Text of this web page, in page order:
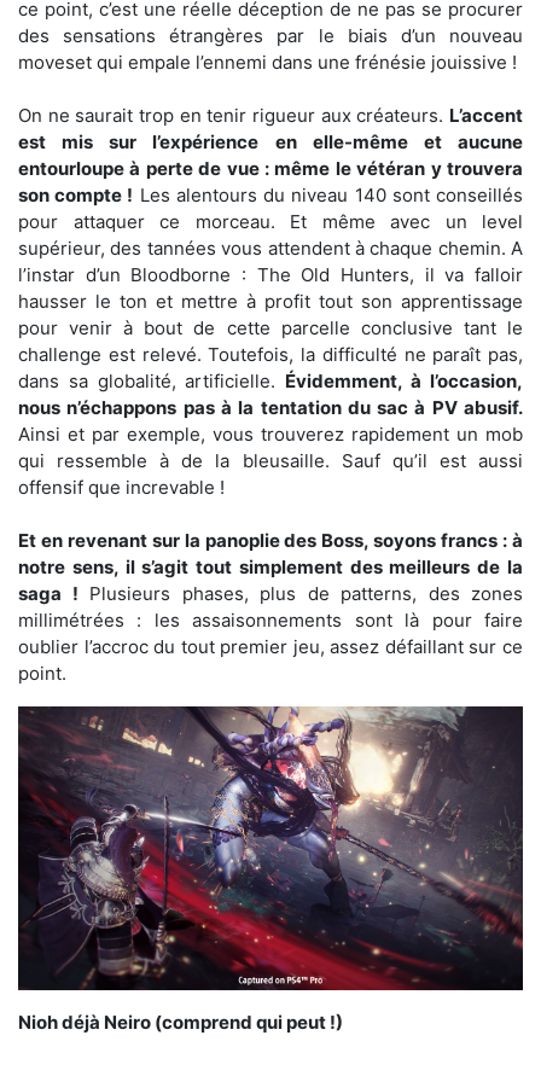
ce point, c’est une réelle déception de ne pas se procurer
des sensations étrangères par le biais d’un nouveau
moveset qui empale l’ennemi dans une frénésie jouissive !
On ne saurait trop en tenir rigueur aux créateurs. L’accent
est mis sur l’expérience en elle-même et aucune
entourloupe à perte de vue : même le vétéran y trouvera
son compte ! Les alentours du niveau 140 sont conseillés
pour attaquer ce morceau. Et même avec un level
supérieur, des tannées vous attendent à chaque chemin. A
l’instar d’un Bloodborne : The Old Hunters, il va falloir
hausser le ton et mettre à profit tout son apprentissage
pour venir à bout de cette parcelle conclusive tant le
challenge est relevé. Toutefois, la difficulté ne paraît pas,
dans sa globalité, artificielle. Évidemment, à l’occasion,
nous n’échappons pas à la tentation du sac à PV abusif.
Ainsi et par exemple, vous trouverez rapidement un mob
qui ressemble à de la bleusaille. Sauf qu’il est aussi
offensif que increvable !
Et en revenant sur la panoplie des Boss, soyons francs : à
notre sens, il s’agit tout simplement des meilleurs de la
saga ! Plusieurs phases, plus de patterns, des zones
millimétrées : les assaisonnements sont là pour faire
oublier l’accroc du tout premier jeu, assez défaillant sur ce
point.
Nioh déjà Neiro (comprend qui peut !)